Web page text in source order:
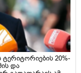
20%-
და